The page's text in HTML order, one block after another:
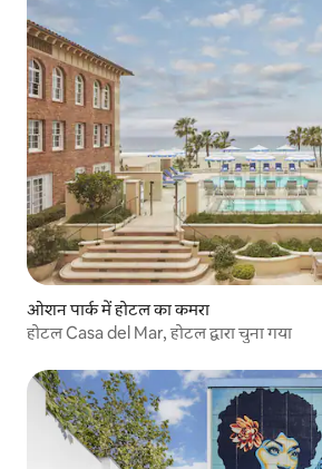
ओशन पार्क में होटल का कमरा
होटल Casa del Mar, होटल द्वारा चुना गया